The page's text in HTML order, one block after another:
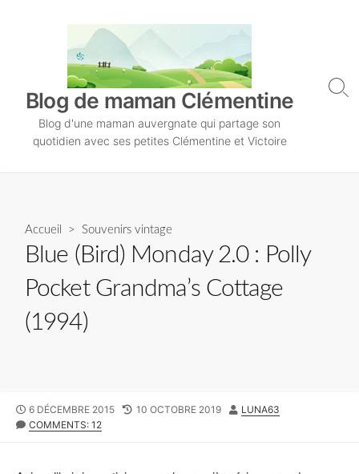
n
Blog de maman Clémentine
Blog d'une maman auvergnate qui partage son
quotidien avec ses petites Clémentine et Victoire
S
Accueil > Souvenirs vintage
Blue (Bird) Monday 2.0 : Polly
Pocket Grandma’s Cottage
(1994)
P
U
I
6 DÉCEMBRE 2015
L
10 OCTOBRE 2019
A
U
LUNA63
COMMENTS: 12